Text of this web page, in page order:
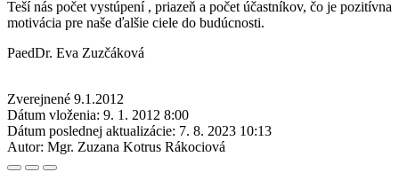
Teší nás počet vystúpení , priazeň a počet účastníkov, čo je pozitívna
motivácia pre naše ďalšie ciele do budúcnosti.
PaedDr. Eva Zuzčáková
Zverejnené 9.1.2012
Dátum vloženia: 9. 1. 2012 8:00
Dátum poslednej aktualizácie: 7. 8. 2023 10:13
Autor: Mgr. Zuzana Kotrus Rákociová